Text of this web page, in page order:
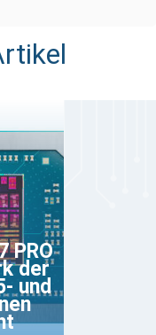
PRO
der
und